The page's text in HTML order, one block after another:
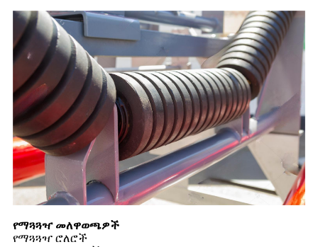
የማጓጓዣ መለዋወጫዎች
የማጓጓዣ ሮለሮች